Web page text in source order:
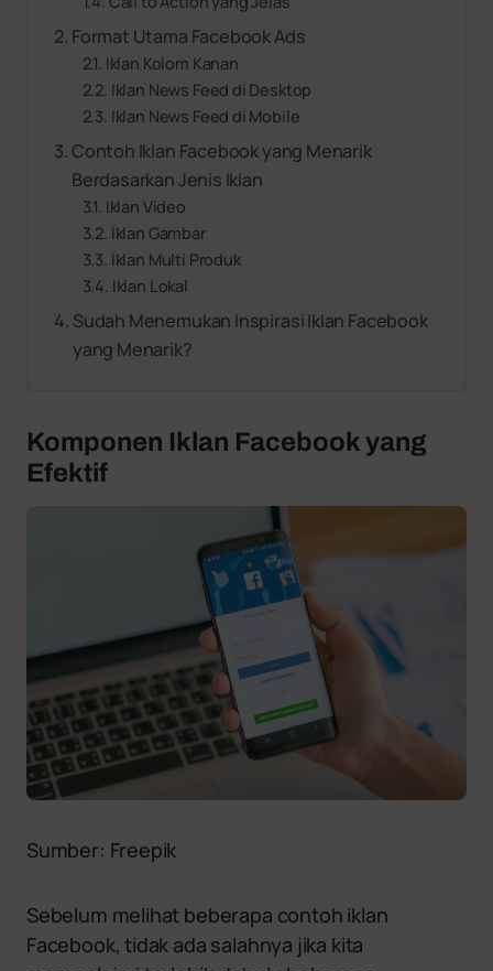
Format Utama Facebook Ads
Iklan Kolom Kanan
Iklan News Feed di Desktop
Iklan News Feed di Mobile
Contoh Iklan Facebook yang Menarik
Berdasarkan Jenis Iklan
Iklan Video
Iklan Gambar
Iklan Multi Produk
Iklan Lokal
Sudah Menemukan Inspirasi Iklan Facebook
yang Menarik?
Komponen Iklan Facebook yang
Efektif
Sumber: Freepik
Sebelum melihat beberapa contoh iklan
Facebook, tidak ada salahnya jika kita